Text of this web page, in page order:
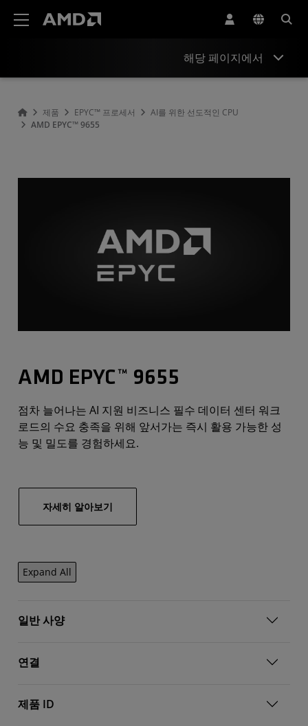
해당 페이지에서
제품 EPYC™ 프로세서
AI를 위한 선도적인 CPU
AMD EPYC™ 9655
AMD EPYC™ 9655
점차 늘어나는 AI 지원 비즈니스 필수 데이터 센터 워크
로드의 수요 충족을 위해 앞서가는 즉시 활용 가능한 성
능 및 밀도를 경험하세요.
자세히 알아보기
Expand All
일반 사양
연결
제품 ID